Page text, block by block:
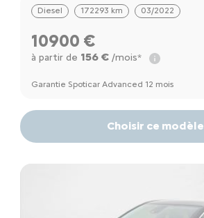
Diesel 172293 km 03/2022
10900 €
à partir de 156 €/mois*
Garantie Spoticar Advanced 12 mois
Choisir ce modèle